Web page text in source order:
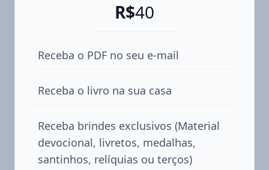
R$40
Receba o PDF no seu e-mail
Receba o livro na sua casa
Receba brindes exclusivos (Material
devocional, livretos, medalhas,
santinhos, relíquias ou terços)